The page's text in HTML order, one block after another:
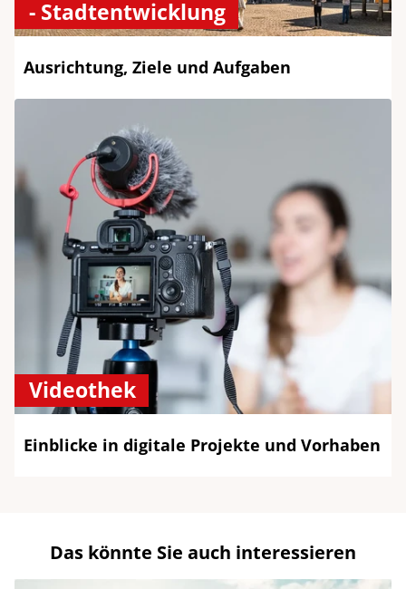
- Stadtentwicklung
Ausrichtung, Ziele und Aufgaben
Videothek
Einblicke in digitale Projekte und Vorhaben
Das könnte Sie auch interessieren